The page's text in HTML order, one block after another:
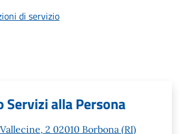
di servizio
Servizi alla Persona
2 02010 Borbona (RI)